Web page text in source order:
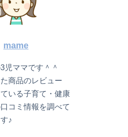
mame
児ママです＾＾
商品のレビュー
いる子育て・健康
コミ情報を調べて
♪